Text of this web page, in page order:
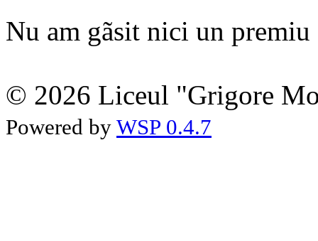
Nu am gãsit nici un premiu
© 2026 Liceul "Grigore
Powered by WSP 0.4.7